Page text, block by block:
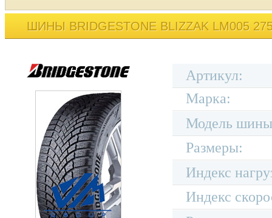
ШИНЫ BRIDGESTONE BLIZZAK LM005
Артикул:
Марка:
Модель
Размеры:
Индекс
Индекс